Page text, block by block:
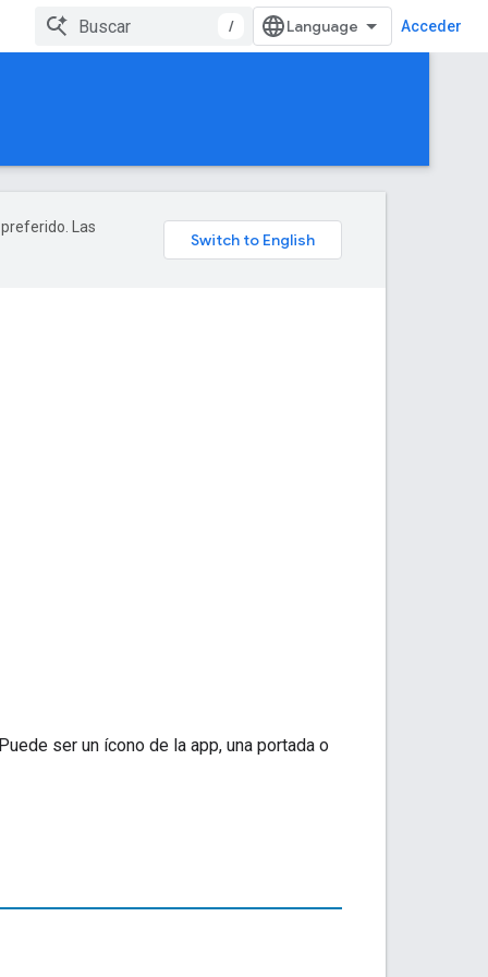
/ Acceder
Las
ser un ícono de la app, una portada o